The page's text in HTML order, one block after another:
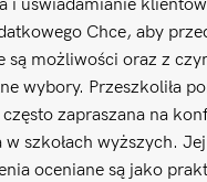
i uświadamianie
Chce, aby
są możliwości oraz z
wybory. Przeszkoliła
zapraszana na
w szkołach wyższych.
oceniane są jako